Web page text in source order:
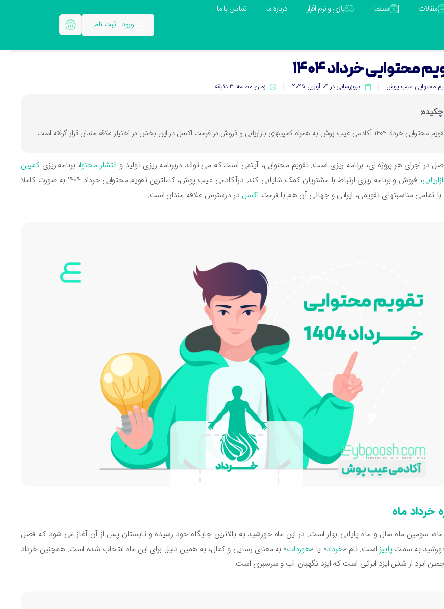
مقالات سینما بازی و نرم افزار درباره ما تماس با ما
ورود | ثبت نام
محتوایی خرداد 1404
محتوایی عیب پوش بروزرسانی در 04 آوریل 2025 زمان مطالعه: 3 دقیقه
چکیده:
خرداد 1404 آکادمی عیب پوش به همراه کمپینهای بازاریابی و فروش در فرمت اکسل در این بخش در اختیار علاقه مندان قرار گرفته است.
در اجرای هر پروژه ای، برنامه ریزی است. تقویم محتوایی، آیتمی است که می تواند دربرنامه ریزی تولید و انتشار محتوا، برنامه ریزیکمپین
، فروش و برنامه ریزی ارتباط با مشتریان کمک شایانی کند. درآکادمی عیب پوش، کاملترین تقویم محتوایی خرداد 1404 به صورت کاملا
با تمامی مناسبتهای تقویمی، ایرانی و جهانی آن هم با فرمت اکسلدر درسترس علاقه مندان است.
خرداد ماه
ماه، سومین ماه سال و ماه پایانی بهار است. در این ماه خورشید به بالاترین جایگاه خود رسیده و تابستان پس از آن آغاز می شود که فصل
به سمتپاییز است. نام «خرداد» یا «هوردات» به معنای رسایی و کمال، به همین دلیل برای این ماه انتخاب شده است. همچنین خرداد
ایزد از شش ایزد ایرانی است که ایزد نگهبان آب و سرسبزی است.